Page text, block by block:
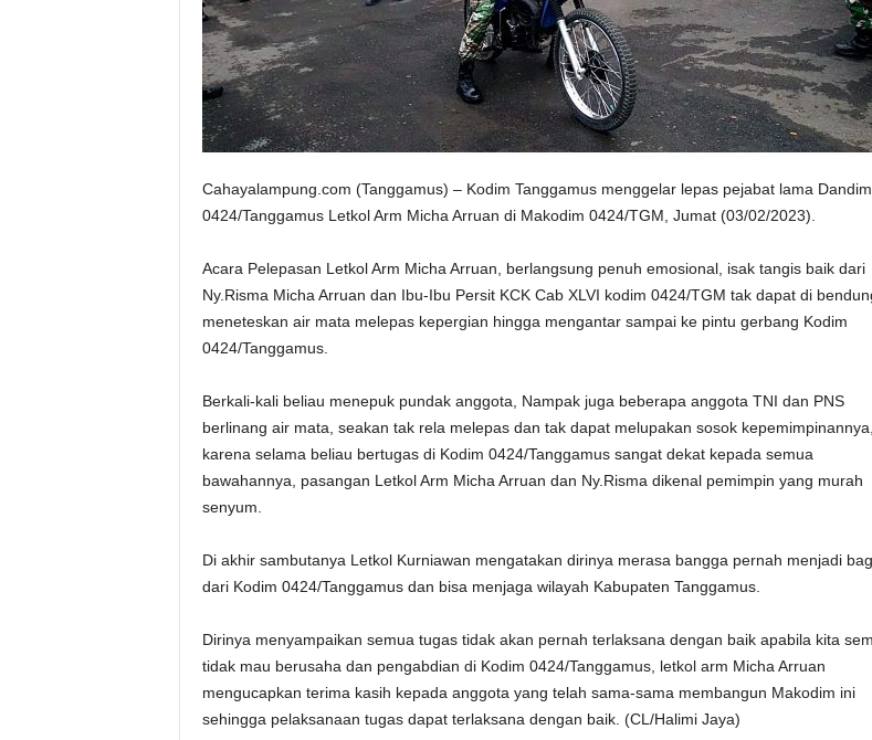
Cahayalampung.com (Tanggamus) – Kodim Tanggamus menggelar lepas pejabat lama Dandim
0424/Tanggamus Letkol Arm Micha Arruan di Makodim 0424/TGM, Jumat (03/02/2023).
Acara Pelepasan Letkol Arm Micha Arruan, berlangsung penuh emosional, isak tangis baik dari
Ny.Risma Micha Arruan dan Ibu-Ibu Persit KCK Cab XLVI kodim 0424/TGM tak dapat di
meneteskan air mata melepas kepergian hingga mengantar sampai ke pintu gerbang Kodim
0424/Tanggamus.
Berkali-kali beliau menepuk pundak anggota, Nampak juga beberapa anggota TNI dan PNS
berlinang air mata, seakan tak rela melepas dan tak dapat melupakan sosok kepemimpinannya,
karena selama beliau bertugas di Kodim 0424/Tanggamus sangat dekat kepada semua
bawahannya, pasangan Letkol Arm Micha Arruan dan Ny.Risma dikenal pemimpin yang murah
senyum.
Di akhir sambutanya Letkol Kurniawan mengatakan dirinya merasa bangga pernah menjadi
dari Kodim 0424/Tanggamus dan bisa menjaga wilayah Kabupaten Tanggamus.
Dirinya menyampaikan semua tugas tidak akan pernah terlaksana dengan baik apabila kita
tidak mau berusaha dan pengabdian di Kodim 0424/Tanggamus, letkol arm Micha Arruan
mengucapkan terima kasih kepada anggota yang telah sama-sama membangun Makodim ini
sehingga pelaksanaan tugas dapat terlaksana dengan baik. (CL/Halimi Jaya)